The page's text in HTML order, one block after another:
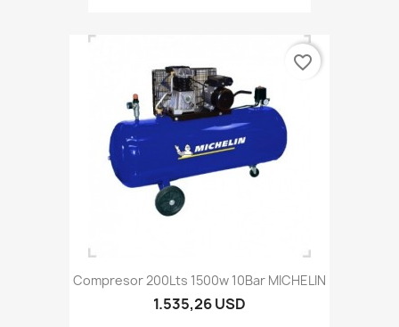
Compresor 200Lts 1500w 10Bar MICHELIN
1.535,26 USD
favorite_border